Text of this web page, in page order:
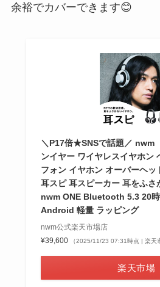
余裕でカバーできます😊
＼P17倍★SNSで話題／ nwm
ンイヤー ワイヤレスイヤホン
フォン イヤホン オーバーヘッ
耳スピ 耳スピーカー 耳をふさ
nwm ONE Bluetooth 5.3 20
Android 軽量 ラッピング
nwm公式楽天市場店
¥39,600
（2025/11/23 07:31時点 | 楽天
楽天市場